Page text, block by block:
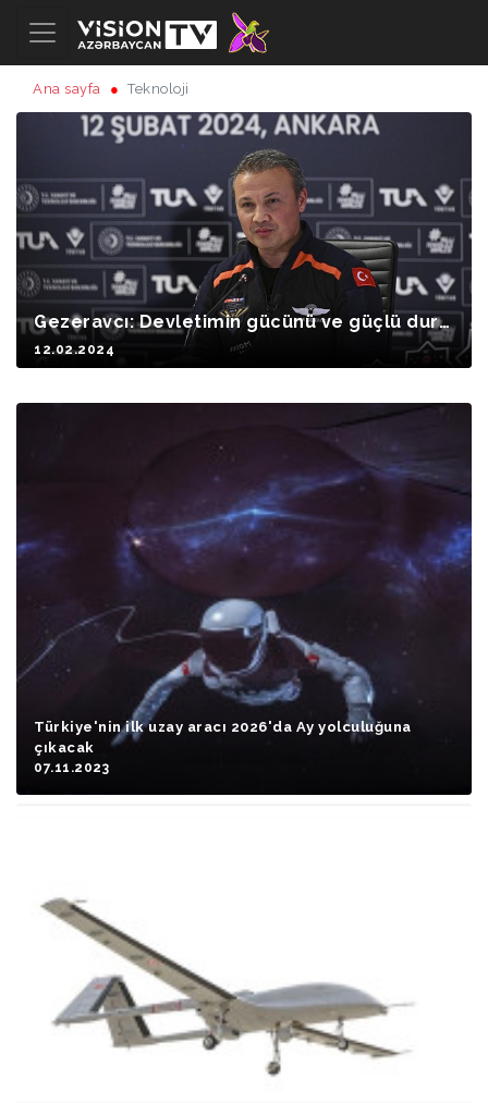
Ana sayfa Teknoloji
Gezeravcı: Devletimin gücünü ve güçlü duru
şunu hisseden bir vatandaş olarak buraya g
eri döndüm
12.02.2024
Türkiye'nin ilk uzay aracı 2026'da Ay yolculuğuna
çıkacak
07.11.2023